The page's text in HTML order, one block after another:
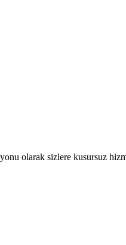
olarak sizlere kusursuz